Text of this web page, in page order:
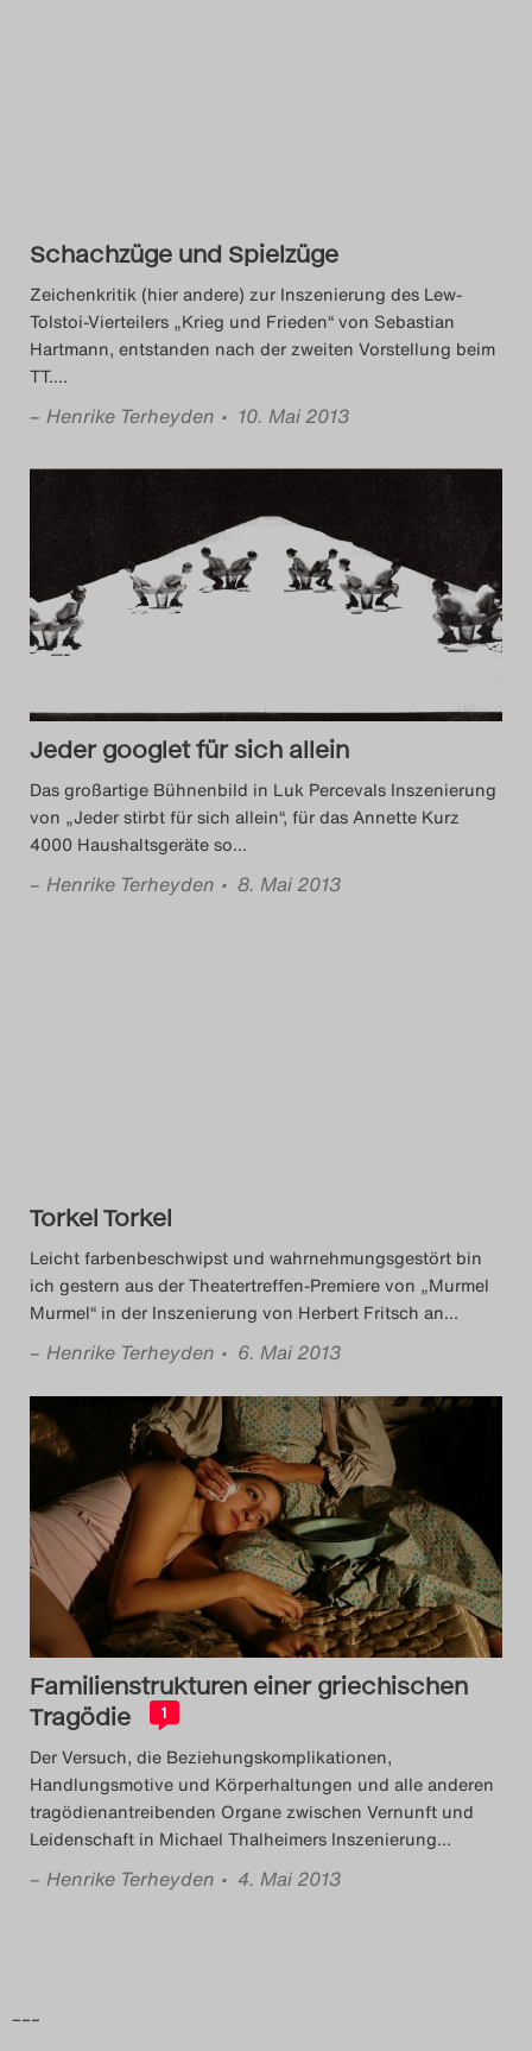
Schachzüge und Spielzüge
Zeichenkritik (hier andere) zur Inszenierung des Lew-
Tolstoi-Vierteilers „Krieg und Frieden“ von Sebastian
Hartmann, entstanden nach der zweiten Vorstellung beim
TT.…
– Henrike Terheyden • 10. Mai 2013
Jeder googlet für sich allein
Das großartige Bühnenbild in Luk Percevals Inszenierung
von „Jeder stirbt für sich allein“, für das Annette Kurz
4000 Haushaltsgeräte so…
– Henrike Terheyden • 8. Mai 2013
Torkel Torkel
Leicht farbenbeschwipst und wahrnehmungsgestört bin
ich gestern aus der Theatertreffen-Premiere von „Murmel
Murmel“ in der Inszenierung von Herbert Fritsch an…
– Henrike Terheyden • 6. Mai 2013
Familienstrukturen einer griechischen
Tragödie
1
Der Versuch, die Beziehungskomplikationen,
Handlungsmotive und Körperhaltungen und alle anderen
tragödienantreibenden Organe zwischen Vernunft und
Leidenschaft in Michael Thalheimers Inszenierung…
– Henrike Terheyden • 4. Mai 2013
–––